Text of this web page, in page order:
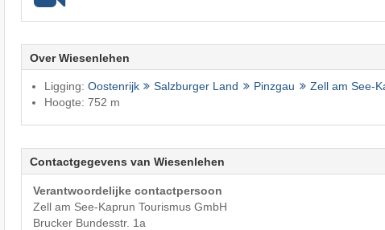
Over Wiesenlehen
Ligging: Oostenrijk Salzburger Land Pinzgau
Zell am See-
Hoogte: 752 m
Contactgegevens van Wiesenlehen
Verantwoordelijke contactpersoon
Zell am See-Kaprun Tourismus GmbH
Brucker Bundesstr. 1a